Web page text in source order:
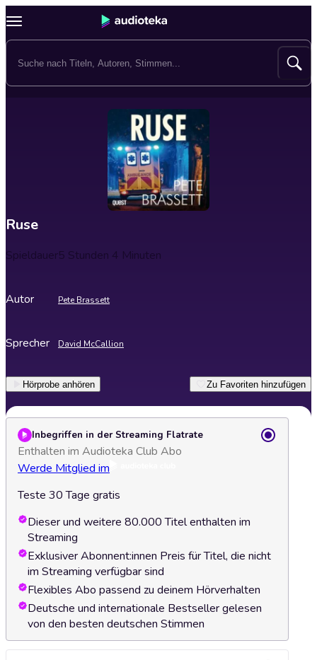
Ruse
Spieldauer5 Stunden 4 Minuten
Autor Pete Brassett
Sprecher David McCallion
Hörprobe anhören Zu Favoriten hinzufügen
Inbegriffen in der Streaming Flatrate
Enthalten im Audioteka Club Abo
Werde Mitglied im
Teste 30 Tage gratis
Dieser und weitere 80.000 Titel enthalten im
Streaming
Exklusiver Abonnent:innen Preis für Titel, die nicht
im Streaming verfügbar sind
Flexibles Abo passend zu deinem Hörverhalten
Deutsche und internationale Bestseller gelesen
von den besten deutschen Stimmen